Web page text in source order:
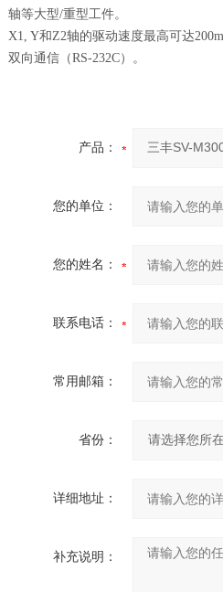
轴等大型/重型工件。
X1, Y和Z2轴的驱动速度最高可达
双向通信（RS-232C）。
产品：
您的单位：
您的姓名：
联系电话：
常用邮箱：
省份：
详细地址：
补充说明：